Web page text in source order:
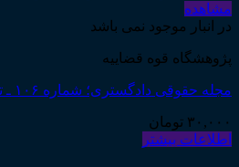
مشاهده
در انبار موجود نمی باشد
پژوهشگاه قوه قضاییه
مجله حقوقی دادگستری؛ شماره ۱۰۶ ـ تابستان ۱۳۹۸
۳۰,۰۰۰ تومان
اطلاعات بیشتر